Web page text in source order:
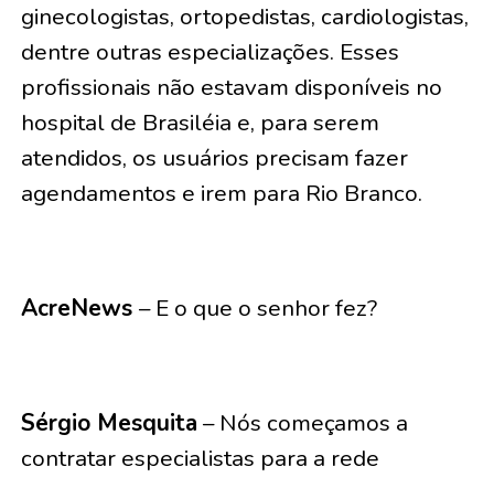
ginecologistas, ortopedistas, cardiologistas,
dentre outras especializações. Esses
profissionais não estavam disponíveis no
hospital de Brasiléia e, para serem
atendidos, os usuários precisam fazer
agendamentos e irem para Rio Branco.
AcreNews – E o que o senhor fez?
Sérgio Mesquita – Nós começamos a
contratar especialistas para a rede